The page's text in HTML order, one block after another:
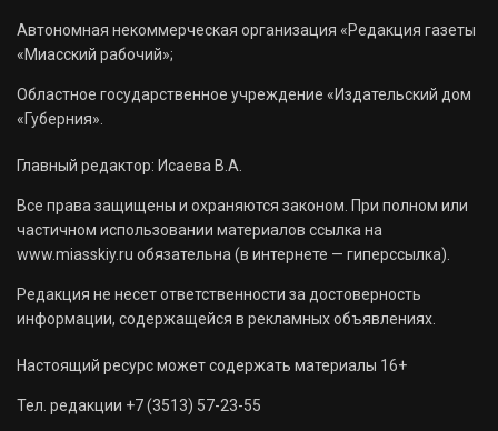
Автономная некоммерческая организация «Редакция газеты
«Миасский рабочий»;
Областное государственное учреждение «Издательский дом
«Губерния».
Главный редактор: Исаева В.А.
Все права защищены и охраняются законом. При полном или
частичном использовании материалов ссылка на
www.miasskiy.ru обязательна (в интернете — гиперссылка).
Редакция не несет ответственности за достоверность
информации, содержащейся в рекламных объявлениях.
Настоящий ресурс может содержать материалы 16+
Тел. редакции +7 (3513) 57-23-55